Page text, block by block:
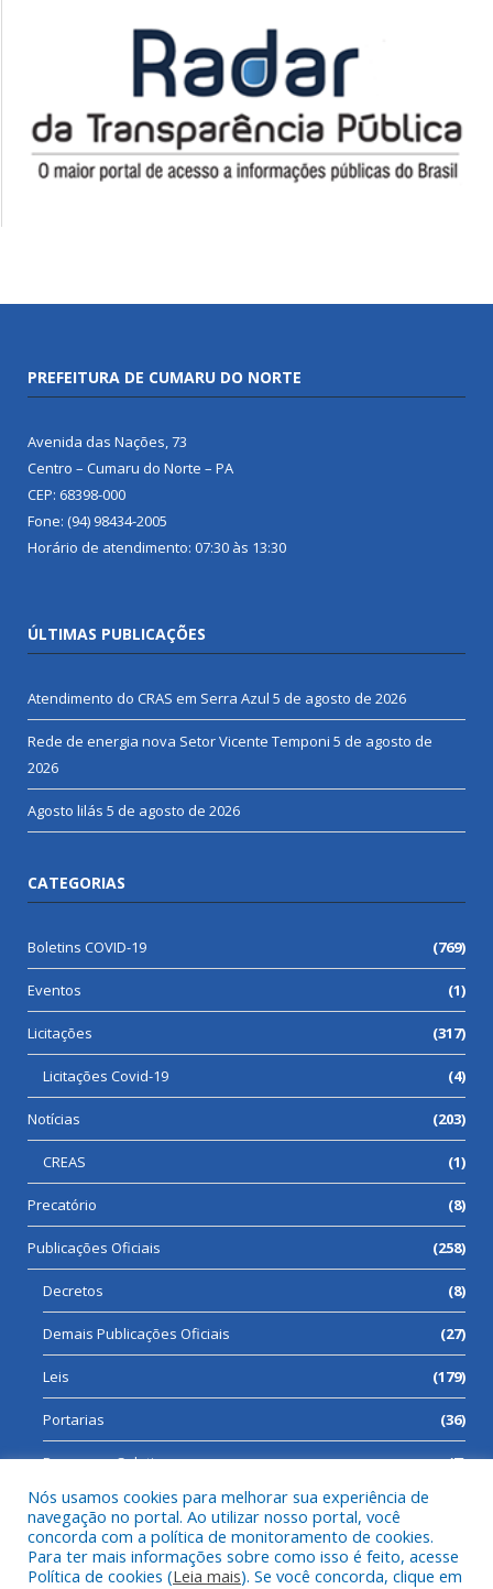
PREFEITURA DE CUMARU DO NORTE
Avenida das Nações, 73
Centro – Cumaru do Norte – PA
CEP: 68398-000
Fone: (94) 98434-2005
Horário de atendimento: 07:30 às 13:30
ÚLTIMAS PUBLICAÇÕES
Atendimento do CRAS em Serra Azul 5 de agosto de 2026
Rede de energia nova Setor Vicente Temponi 5 de agosto de
2026
Agosto lilás 5 de agosto de 2026
CATEGORIAS
Boletins COVID-19 (769)
Eventos (1)
Licitações (317)
Licitações Covid-19 (4)
Notícias (203)
CREAS (1)
Precatório (8)
Publicações Oficiais (258)
Decretos (8)
Demais Publicações Oficiais (27)
Leis (179)
Portarias (36)
Processos Seletivos (7)
Todos os direitos reservados a Prefeitura Municipal de Cumaru
do Norte.
Nós usamos cookies para melhorar sua experiência de
navegação no portal. Ao utilizar nosso portal, você
concorda com a política de monitoramento de cookies.
Para ter mais informações sobre como isso é feito, acesse
Política de cookies (Leia mais). Se você concorda, clique em